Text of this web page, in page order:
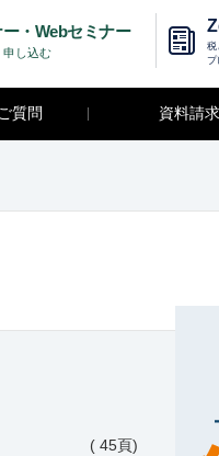
・Webセミナー
申し込む
税
プ
質問 資料請求
( 45頁)